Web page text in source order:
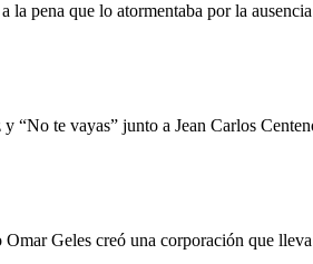
la pena que lo atormentaba por la
y “No te vayas” junto a Jean Carlos
Geles creó una corporación que